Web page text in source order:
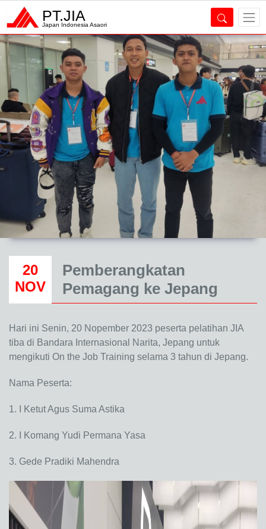
PT.JIA
Japan Indonesia Asaori
20
NOV
Pemberangkatan
Pemagang ke Jepang
Hari ini Senin, 20 Nopember 2023 peserta pelatihan JIA
tiba di Bandara Internasional Narita, Jepang untuk
mengikuti On the Job Training selama 3 tahun di Jepang.
Nama Peserta:
1. I Ketut Agus Suma Astika
2. I Komang Yudi Permana Yasa
3. Gede Pradiki Mahendra